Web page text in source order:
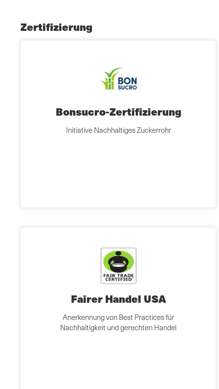
Zertifizierung
Bonsucro-Zertifizierung
Initiative Nachhaltiges Zuckerrohr
Fairer Handel USA
Anerkennung von Best Practices für
Nachhaltigkeit und gerechten Handel